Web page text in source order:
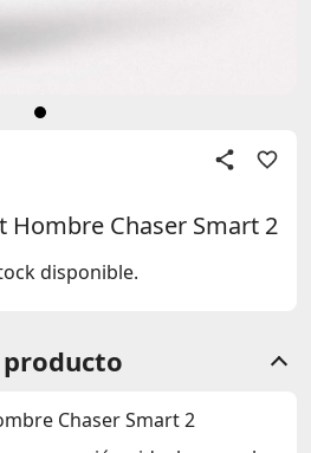
Hombre Chaser Smart 2
disponible.
Chaser Smart 2